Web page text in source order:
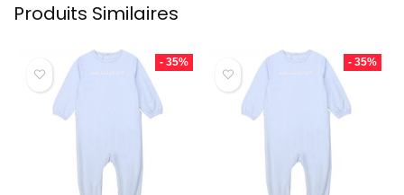
Produits Similaires
- 35% - 35%